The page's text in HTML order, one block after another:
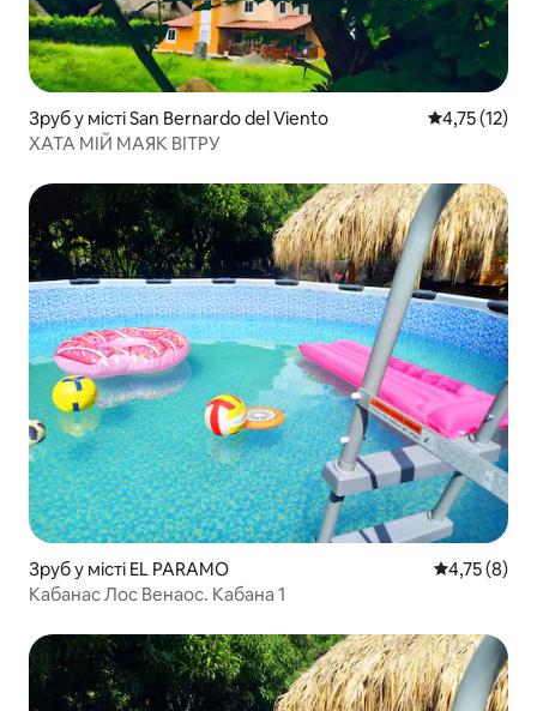
Зруб у місті San Bernardo del Viento Середня
4,75 (12)
ХАТА МІЙ МАЯК ВІТРУ
Зруб у місті EL PARAMO Середня
4,75 (8)
Кабанас Лос Венаос. Кабана 1